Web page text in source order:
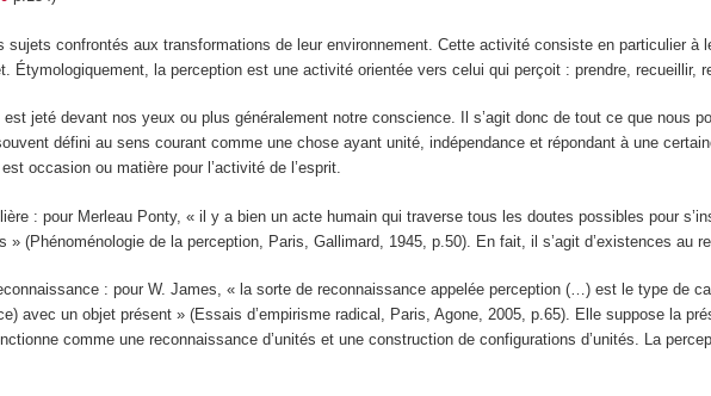
sujets confrontés aux transformations de leur environnement. Cette activité consiste en particulier à
Étymologiquement, la perception est une activité orientée vers celui qui perçoit : prendre, recueillir,
jeté devant nos yeux ou plus généralement notre conscience. Il s’agit donc de tout ce que nous
défini au sens courant comme une chose ayantunité, indépendance et répondant à une
occasion ou matière pour l’activité de l’esprit.
: pour Merleau Ponty, « il y a bien un acte humain qui traverse tous les doutes possibles pour
(Phénoménologie de la perception, Paris, Gallimard, 1945, p.50). En fait, il s’agit d’existences au
: pour W. James, « la sorte de reconnaissance appelée perception (…) est le type de
avec un objet présent » (Essais d’empirisme radical, Paris, Agone, 2005, p.65). Elle suppose la
comme une reconnaissance d’unités et une construction de configurations d’unités. La